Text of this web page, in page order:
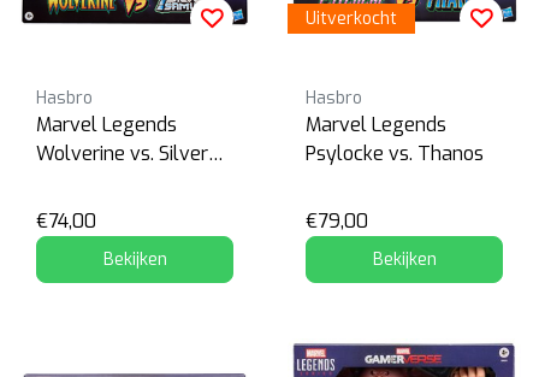
Hasbro
Marvel Legends
Wolverine vs. Silver
€74,00
Bekijken
Uitverkocht
Hasbro
Marvel Legends
Psylocke vs. Thanos
€79,00
Bekijken